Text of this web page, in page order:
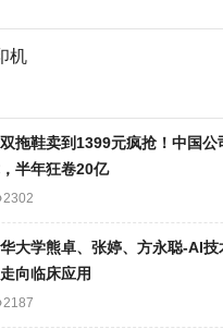
拖鞋卖到1399元疯抢！中国公
半年狂卷20亿
2302
大学熊卓、张婷、方永聪-AI
向临床应用
2187